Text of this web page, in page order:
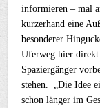
informieren – mal
kurzerhand eine
besonderer
Uferweg hier
Spaziergänger
stehen. „Die Idee
schon länger im